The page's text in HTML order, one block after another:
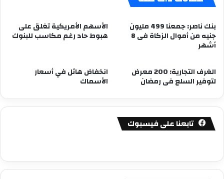
بنك ناصر: جمعنا 499 مليون
جنيه من أموال الزكاة فى 8
أشهر
الأسهم الأمريكية تغلق على
هبوط حاد رغم مكاسب للبنوك
الغرف التجارية: 200 معرض
لتوفير السلع فى رمضان
انخفاض هائل في أسعار
الأسماك
تابعنا على فيسبوك